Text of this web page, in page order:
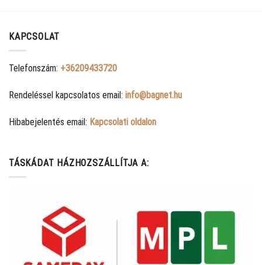
KAPCSOLAT
Telefonszám: +36209433720
Rendeléssel kapcsolatos email: info@bagnet.hu
Hibabejelentés email: Kapcsolati oldalon
TÁSKÁDAT HÁZHOZSZÁLLÍTJA A: